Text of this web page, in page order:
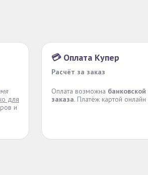
для
и
💳 Оплата Купер
Расчёт за заказ
Оплата возможна
заказа. Платёж картой